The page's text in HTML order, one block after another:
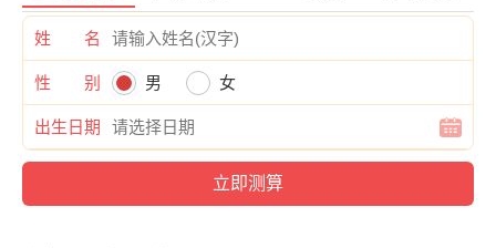
姓 名
性 别 男 女
出生日期